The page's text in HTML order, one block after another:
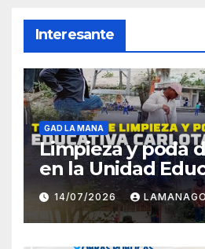
Interesante
GAD LA MANA
Limpieza y poda
en la Unidad
Carlota Jaramillo
14/07/2026